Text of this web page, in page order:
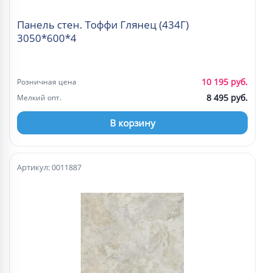
Панель стен. Тоффи Глянец (434Г)
3050*600*4
Розничная цена 10 195 руб.
Мелкий опт. 8 495 руб.
В корзину
Артикул: 0011887